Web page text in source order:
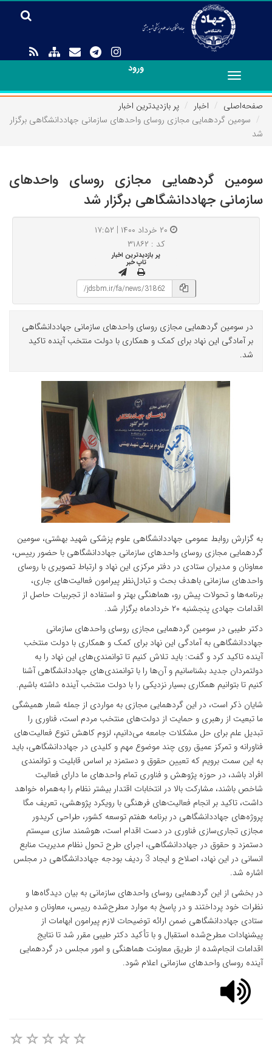
ورود
Toggle
navigation
صفحه‌اصلی
اخبار
پر بازدیدترین اخبار
سومین گردهمایی مجازی روسای واحدهای سازمانی جهاددانشگاهی برگزار
شد
سومین گردهمایی مجازی روسای واحدهای
سازمانی جهاددانشگاهی برگزار شد
کد : ۳۱۸۶۲
پر بازدیدترین اخبار
تاپ خبر
در سومین گردهمایی مجازی روسای واحدهای سازمانی جهاددانشگاهی
بر آمادگی این نهاد برای کمک و همکاری با دولت منتخب آینده تاکید
شد.
به گزارش روابط عمومی جهاددانشگاهی علوم پزشکی شهید بهشتی، سومین
گردهمایی مجازی روسای واحدهای سازمانی جهاددانشگاهی با حضور رییس،
معاونان و مدیران ستادی در دفتر مرکزی این نهاد و ارتباط تصویری با روسای
واحدهای سازمانی باهدف بحث و تبادل‌نظر پیرامون فعالیت‌های جاری،
برنامه‌ها و تحولات پیش رو، هماهنگی بهتر و استفاده از تجربیات حاصل از
اقدامات جهادی پنجشنبه ۲۰ خردادماه برگزار شد.
دکتر طیبی در سومین گردهمایی مجازی روسای واحدهای سازمانی
جهاددانشگاهی به آمادگی این نهاد برای کمک و همکاری با دولت منتخب
آینده تاکید کرد و گفت: باید تلاش کنیم تا توانمندی‌های این نهاد را به
دولتمردان جدید بشناسانیم و آن‌ها را با توانمندی‌های جهاددانشگاهی آشنا
کنیم تا بتوانیم همکاری بسیار نزدیکی را با دولت منتخب آینده داشته باشیم.
شایان ذکر است، در این گردهمایی مجازی به مواردی از جمله شعار همیشگی
ما تبعیت از رهبری و حمایت از دولت‌های منتخب مردم است، فناوری را
تبدیل علم برای حل مشکلات جامعه می‌دانیم، لزوم کاهش تنوع فعالیت‌های
فناورانه و تمرکز عمیق روی چند موضوع مهم و کلیدی در جهاددانشگاهی، باید
به این سمت برویم که تعیین حقوق و دستمزد بر اساس قابلیت و توانمندی
افراد باشد، در حوزه پژوهش و فناوری تمام واحدهای ما دارای فعالیت
شاخص باشند، مشارکت بالا در انتخابات اقتدار بیشتر نظام را به‌همراه خواهد
داشت، تاکید بر انجام فعالیت‌های فرهنگی با رویکرد پژوهشی، تعریف مگا
پروژه‌های جهاددانشگاهی در برنامه هفتم توسعه کشور، طراحی کریدور
مجازی تجاری‌سازی فناوری در دست اقدام است، هوشمند سازی سیستم
دستمزد و حقوق در جهاددانشگاهی، اجرای طرح تحول نظام مدیریت منابع
انسانی در این نهاد، اصلاح و ایجاد 3 ردیف بودجه جهاددانشگاهی در مجلس
اشاره شد.
در بخشی از این گردهمایی روسای واحدهای سازمانی به بیان دیدگاه‌ها و
نظرات خود پرداختند و در پاسخ به موارد مطرح‌شده رییس، معاونان و مدیران
ستادی جهاددانشگاهی ضمن ارائه توضیحات لازم پیرامون ابهامات از
پیشنهادات مطرح‌شده استقبال و با تأکید دکتر طیبی مقرر شد تا نتایج
اقدامات انجام‌شده از طریق معاونت هماهنگی و امور مجلس در گردهمایی
آینده روسای واحدهای سازمانی اعلام شود.